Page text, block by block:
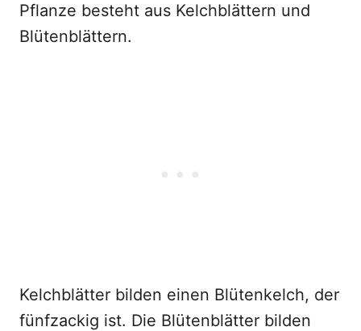
Pflanze besteht aus Kelchblättern und
Blütenblättern.
Kelchblätter bilden einen Blütenkelch, der
fünfzackig ist. Die Blütenblätter bilden